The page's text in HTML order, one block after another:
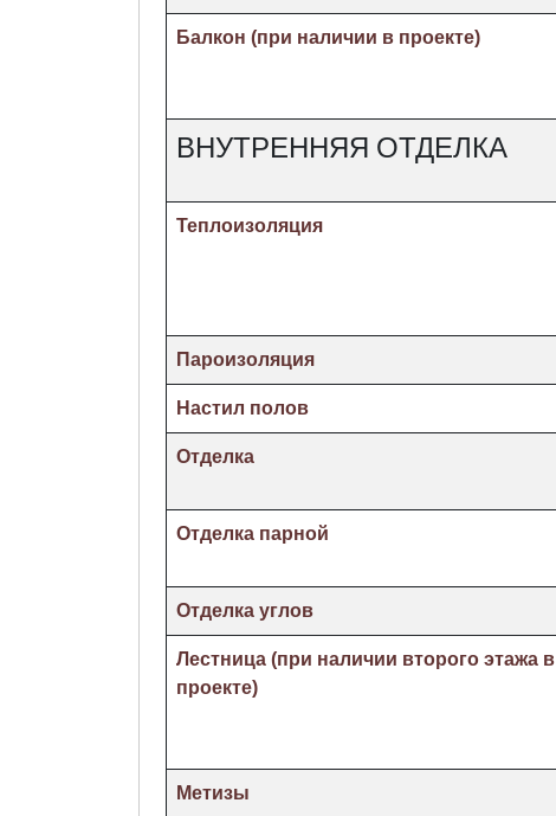
Балкон (при наличии в проекте)
ВНУТРЕННЯЯ ОТДЕЛКА
Теплоизоляция
Пароизоляция
Настил полов
Отделка
Отделка парной
Отделка углов
Лестница (при наличии второго этажа в
проекте)
Метизы